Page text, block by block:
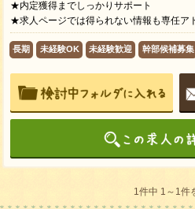
★内定獲得までしっかりサポート
★求人ページでは得られない情報も専任ア
長期 未経験OK 未経験歓迎 幹部候補募集
1件中 1～1件